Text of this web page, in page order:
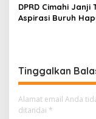
DPRD Cimahi Janji
Aspirasi Buruh
Tinggalkan
Alamat email Anda
ditandai *